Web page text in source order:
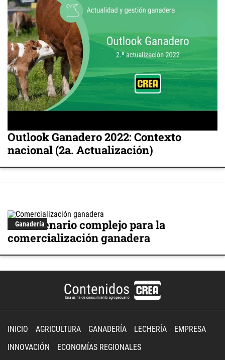
Outlook Ganadero 2022: Contexto
nacional (2a. Actualización)
Ganadería
Un escenario complejo para la
comercialización ganadera
INICIO AGRICULTURA GANADERÍA LECHERÍA
EMPRESA
INNOVACIÓN
ECONOMÍAS REGIONALES